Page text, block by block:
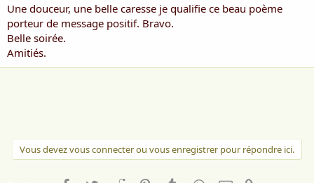
Une douceur, une belle caresse je qualifie ce beau poème
porteur de message positif. Bravo.
Belle soirée.
Amitiés.
Vous devez vous connecter ou vous enregistrer pour répondre ici.